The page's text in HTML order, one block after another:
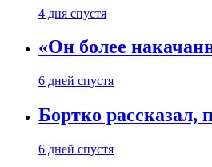
4 дня спустя
«Он более
6 дней спустя
Бортко
6 дней спустя